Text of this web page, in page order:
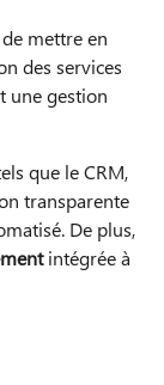
mettre en
des services
une gestion
que le CRM,
transparente
De plus,
intégrée à